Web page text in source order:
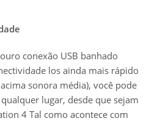
conexão USB banhado
los ainda mais rápido
sonora média), você pode
lugar, desde que sejam
4 Tal como acontece com